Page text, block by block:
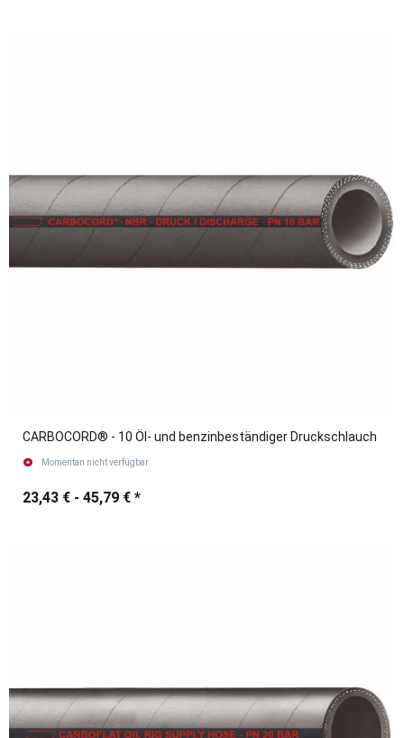
CARBOCORD® - 10 Öl- und benzinbeständiger Druckschlauch
Momentan nicht verfügbar
23,43 € - 45,79 € *